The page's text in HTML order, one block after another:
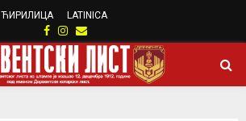
ЋИРИЛИЦА LATINICA
Facebook
Instagram
Email